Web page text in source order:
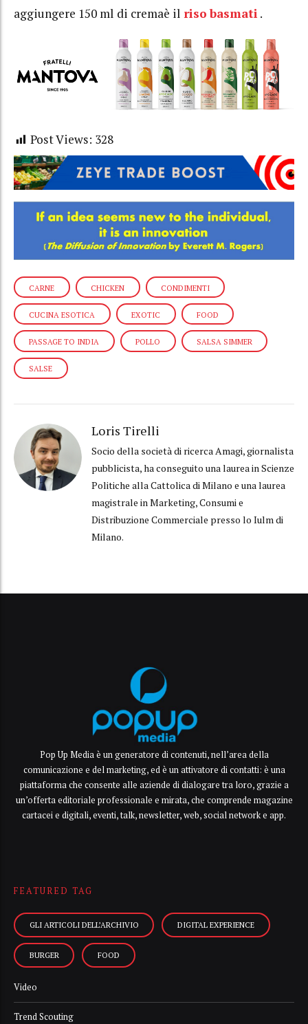
aggiungere 150 ml di cremaè il riso basmati.
Post Views: 328
CARNE CHICKEN CONDIMENTI
CUCINA ESOTICA EXOTIC FOOD
PASSAGE TO INDIA POLLO SALSA SIMMER
SALSE
Loris Tirelli
Socio della società di ricerca Amagi, giornalista
pubblicista, ha conseguito una laurea in Scienze
Politiche alla Cattolica di Milano e una laurea
magistrale in Marketing, Consumi e
Distribuzione Commerciale presso lo Iulm di
Milano.
Pop Up Media è un generatore di contenuti, nell’area della
comunicazione e del marketing, ed è un attivatore di contatti: è una
piattaforma che consente alle aziende di dialogare tra loro, grazie a
un’offerta editoriale professionale e mirata, che comprende magazine
cartacei e digitali, eventi, talk, newsletter, web, social network e app.
FEATURED TAG
GLI ARTICOLI DELL’ARCHIVIO DIGITAL EXPERIENCE
BURGER FOOD
Video
Trend Scouting